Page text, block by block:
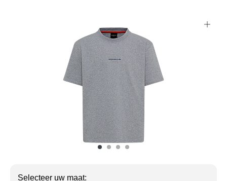
Klantenservice
Porsche informatie
Selecteer uw maat: